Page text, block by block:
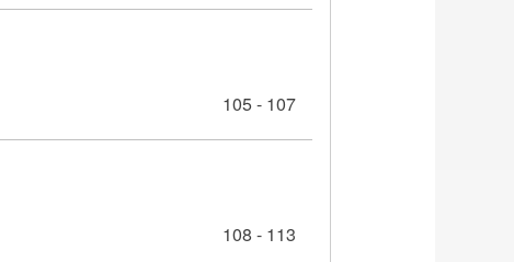
105 - 107
108 - 113